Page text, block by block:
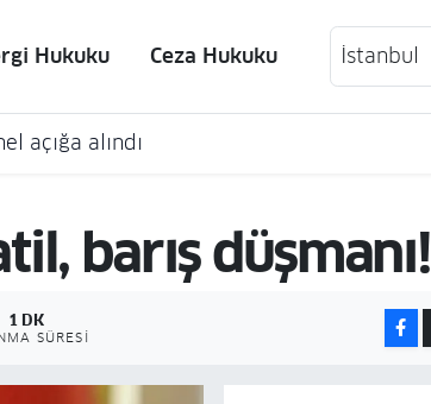
Hukuku Ceza Hukuku İstanbul
açığa alındı
barış düşmanı!
1 DK
SÜRESI